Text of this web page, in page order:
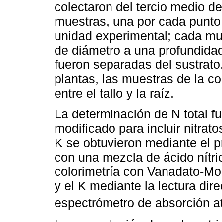
colectaron del tercio medio
muestras, una por cada
unidad experimental; cada
de diámetro a una
fueron separadas del
plantas, las muestras de la
entre el tallo y la raíz.
La determinación de N total
modificado para incluir
K se obtuvieron mediante el
con una mezcla de ácido
colorimetría con Vanadato-
y el K mediante la lectura
espectrómetro de absorción